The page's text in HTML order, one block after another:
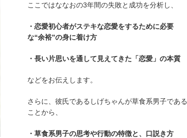
ここではななおの3年間の失敗と成功を分析し、
・恋愛初心者がステキな恋愛をするために必要
な“余裕”の身に着け方
・長い片思いを通して見えてきた「恋愛」の本質
などをお伝えします。
さらに、彼氏であるしげちゃんが草食系男子である
ことから、
・草食系男子の思考や行動の特徴と、口説き方